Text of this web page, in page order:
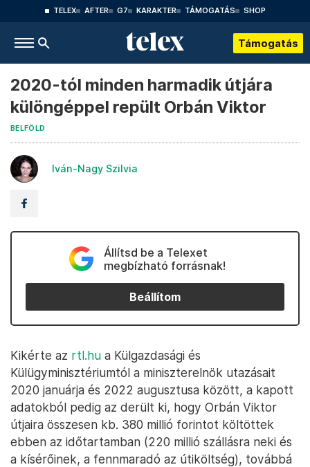
TELEX AFTER G7 KARAKTER TÁMOGATÁS SHOP
Támogatás
2020-tól minden harmadik útjára
különgéppel repült Orbán Viktor
BELFÖLD
Iván-Nagy Szilvia
Állítsd be a Telexet
megbízható forrásnak!
Beállítom
Kikérte az rtl.hu a Külgazdasági és
Külügyminisztériumtól a miniszterelnök utazásait
2020 januárja és 2022 augusztusa között, a kapott
adatokból pedig az derült ki, hogy Orbán Viktor
útjaira összesen kb. 380 millió forintot költöttek
ebben az időtartamban (220 millió szállásra neki és
a kísérőinek, a fennmaradó az útiköltség), továbbá